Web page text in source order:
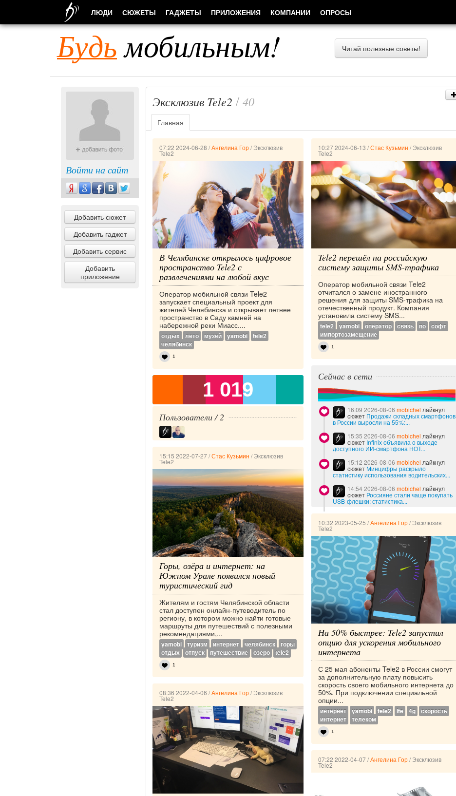
Будьмобильным! Читай полезные советы!
Войти на сайт
Добавить сюжет
Добавить гаджет
Добавить сервис
Добавить
приложение
Эксклюзив Tele2 / 40
Главная
07:22 2024-06-28 /Ангелина Гор/Эксклюзив
Tele2
В Челябинске открылось цифровое
пространство Tele2 с
развлечениями на любой вкус
Оператор мобильной связи Tele2
запускает специальный проект для
жителей Челябинска и открывает летнее
пространство в Саду камней на
набережной реки Миасс....
отдых лето музей yamobi
tele2
челябинск
1
1 019
Пользователи / 2
15:15 2022-07-27/Стас Кузьмин /Эксклюзив
Tele2
Горы, озёра и интернет: на
Южном Урале появился новый
туристический гид
Жителям и гостям Челябинской области
стал доступен онлайн-путеводитель по
региону, в котором можно найти готовые
маршруты для путешествий с полезными
рекомендациями,...
yamobi туризм интернет челябинск
горы
отдых
отпуск путешествие озеро tele2
1
08:36 2022-04-06 /Ангелина Гор/Эксклюзив
Tele2
10:27 2024-06-13 /Стас Кузьмин /Эксклюзив
Tele2
Tele2 перешёл на российскую
систему защиты SMS-трафика
Оператор мобильной связи Tele2
отчитался о замене иностранного
решения для защиты SMS-трафика на
отечественный продукт. Компания
установила систему SMS...
tele2 yamobi оператор связь по
софт
импортозамещение
1
Сейчас в сети
16:09 2026-08-06 mobichel лайкнул
сюжет Продажи складных смартфонов
в России выросли на 55%:...
15:35 2026-08-06 mobichel лайкнул
сюжет Infinix объявила о выходе
доступного ИИ-смартфона HOT...
15:12 2026-08-06 mobichel лайкнул
сюжет Минцифры раскрыло
статистику использования водительских...
14:54 2026-08-06 mobichel лайкнул
сюжет Россияне стали чаще покупать
USB-флешки: статистика...
10:32 2023-05-25 /Ангелина Гор/Эксклюзив
Tele2
На 50% быстрее: Tele2 запустил
опцию для ускорения мобильного
интернета
С 25 мая абоненты Tele2 в России смогут
за дополнительную плату повысить
скорость своего мобильного интернета до
50%. При подключении специальной
опции...
интернет yamobi tele2 lte 4g
скорость
интернет
телеком
1
07:22 2022-04-07/Ангелина Гор/Эксклюзив
Tele2
ЛЮДИ СЮЖЕТЫ ГАДЖЕТЫ ПРИЛОЖЕНИЯ КОМПАНИИ ОПРОСЫ